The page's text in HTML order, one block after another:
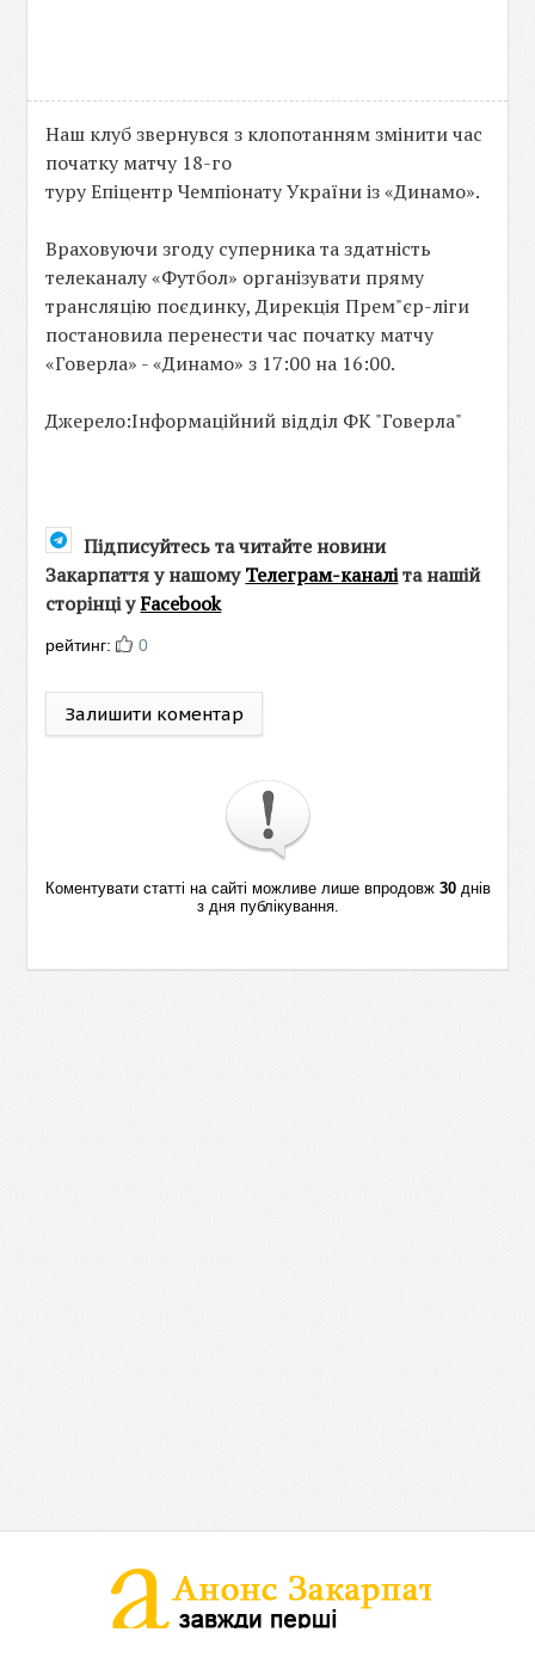
Наш клуб звернувся з клопотанням змінити час
початку матчу 18-го
туру Епіцентр Чемпіонату України із «Динамо».
Враховуючи згоду суперника та здатність
телеканалу «Футбол» організувати пряму
трансляцію поєдинку, Дирекція Прем"єр-ліги
постановила перенести час початку матчу
«Говерла» - «Динамо» з 17:00 на 16:00.
Джерело:Інформаційний відділ ФК "Говерла"
Підписуйтесь та читайте новини
Закарпаття у нашомуТелеграм-каналіта нашій
сторінці уFacebook
рейтинг: 0
Залишити коментар
Коментувати статті на сайті можливе лише впродовж 30днів
з дня публікування.